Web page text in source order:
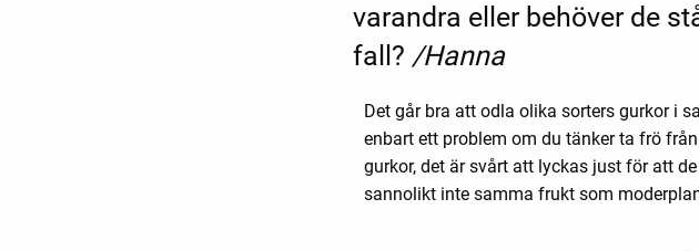
varandra eller behöver de
fall? /Hanna
Det går bra att odla olika sorters gurkor i
enbart ett problem om du tänker ta frö
gurkor, det är svårt att lyckas just för att
sannolikt inte samma frukt som